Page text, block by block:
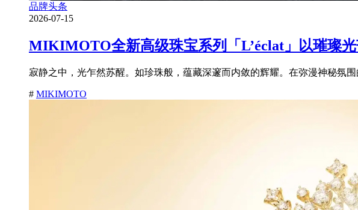
品牌头条
2026-07-15
MIKIMOTO全新高级珠宝系列「L’éclat」以璀璨
寂静之中，光乍然苏醒。如珍珠般，蕴藏深邃而内敛的辉耀。在弥漫神秘氛
# MIKIMOTO